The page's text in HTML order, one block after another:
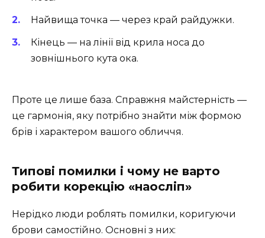
Найвища точка — через край райдужки.
Кінець — на лінії від крила носа до
зовнішнього кута ока.
Проте це лише база. Справжня майстерність —
це гармонія, яку потрібно знайти між формою
брів і характером вашого обличчя.
Типові помилки і чому не варто
робити корекцію «наосліп»
Нерідко люди роблять помилки, коригуючи
брови самостійно. Основні з них: